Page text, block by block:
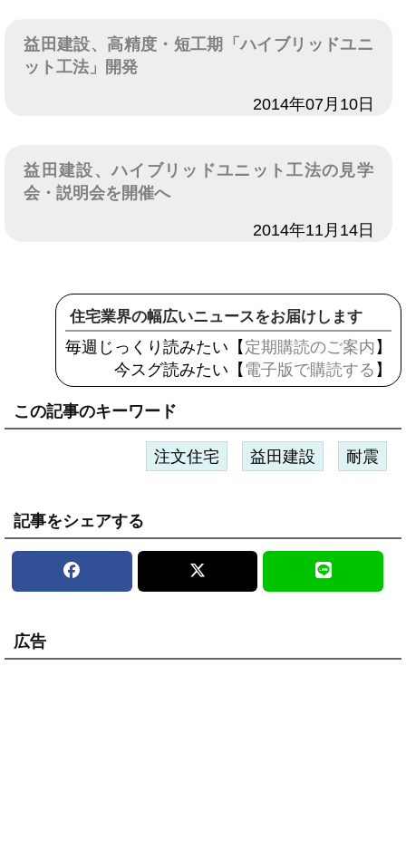
益田建設、高精度・短工期「ハイブリッドユニ
ット工法」開発
2014年07月10日
益田建設、ハイブリッドユニット工法の見学
会・説明会を開催へ
2014年11月14日
住宅業界の幅広いニュースをお届けします
毎週じっくり読みたい【 定期購読のご案内 】
今スグ読みたい【 電子版で購読する 】
この記事のキーワード
注文住宅 益田建設 耐震
記事をシェアする
広告